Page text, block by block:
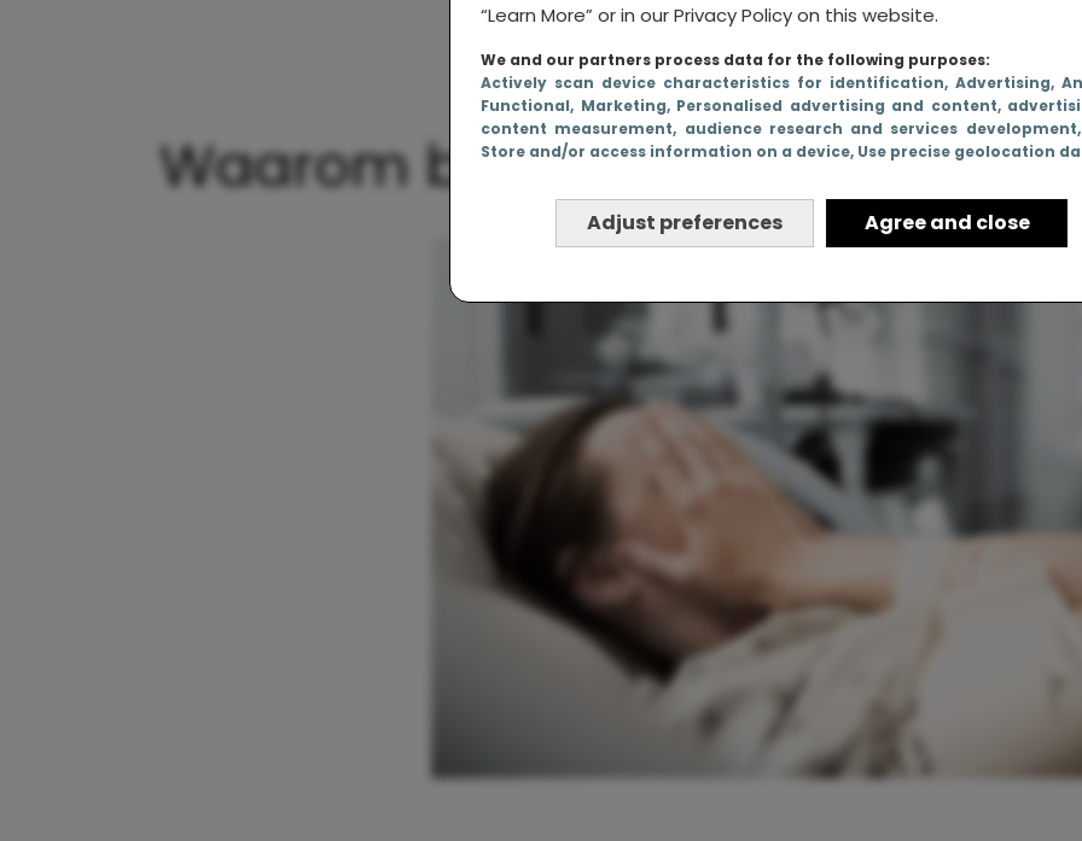
“Learn More” or in our Privacy Policy on this website.
We and our partners process data for the following purposes:
Actively scan device characteristics for identification, Advertising,
Functional, Marketing, Personalised advertising and content,
content measurement, audience research and services development
Store and/or access information on a device, Use precise geolocation
Adjust preferences Agree and close
Waarom bevallen niet lijkt op